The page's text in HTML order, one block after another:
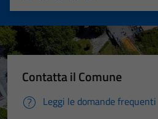
Valuta 5 stelle su
Valuta 4 stelle su 5
Valuta 3 stelle su 5
Valuta 2 stelle su 5
Valuta 1 stelle su 5
Contatta il Comune
Leggi le domande frequenti